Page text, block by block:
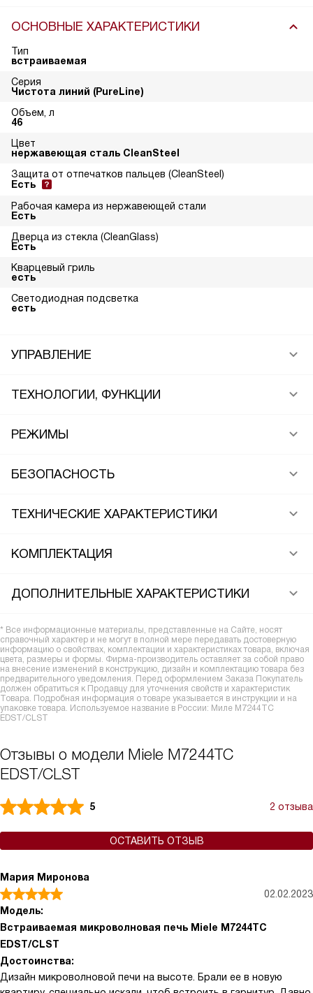
ОСНОВНЫЕ ХАРАКТЕРИСТИКИ
Тип
встраиваемая
Серия
Чистота линий (PureLine)
Объем, л
46
Цвет
нержавеющая сталь CleanSteel
Защита от отпечатков пальцев (CleanSteel)
Есть
Рабочая камера из нержавеющей стали
Есть
Дверца из стекла (CleanGlass)
Есть
Кварцевый гриль
есть
Светодиодная подсветка
есть
УПРАВЛЕНИЕ
ТЕХНОЛОГИИ, ФУНКЦИИ
РЕЖИМЫ
БЕЗОПАСНОСТЬ
ТЕХНИЧЕСКИЕ ХАРАКТЕРИСТИКИ
КОМПЛЕКТАЦИЯ
ДОПОЛНИТЕЛЬНЫЕ ХАРАКТЕРИСТИКИ
* Все информационные материалы, представленные на Сайте, носят
справочный характер и не могут в полной мере передавать достоверную
информацию о свойствах, комплектации и характеристиках товара, включая
цвета, размеры и формы. Фирма-производитель оставляет за собой право
на внесение изменений в конструкцию, дизайн и комплектацию товара без
предварительного уведомления. Перед оформлением Заказа Покупатель
должен обратиться к Продавцу для уточнения свойств и характеристик
Товара. Подробная информация о товаре указывается в инструкции и на
упаковке товара. Используемое название в России: Миле M7244TC
EDST/CLST
Отзывы о модели Miele M7244TC
EDST/CLST
5 2 отзыва
ОСТАВИТЬ ОТЗЫВ
Мария Миронова
02.02.2023
Модель:
Встраиваемая микроволновая печь Miele M7244TC
EDST/CLST
Достоинства:
Дизайн микроволновой печи на высоте. Брали ее в новую